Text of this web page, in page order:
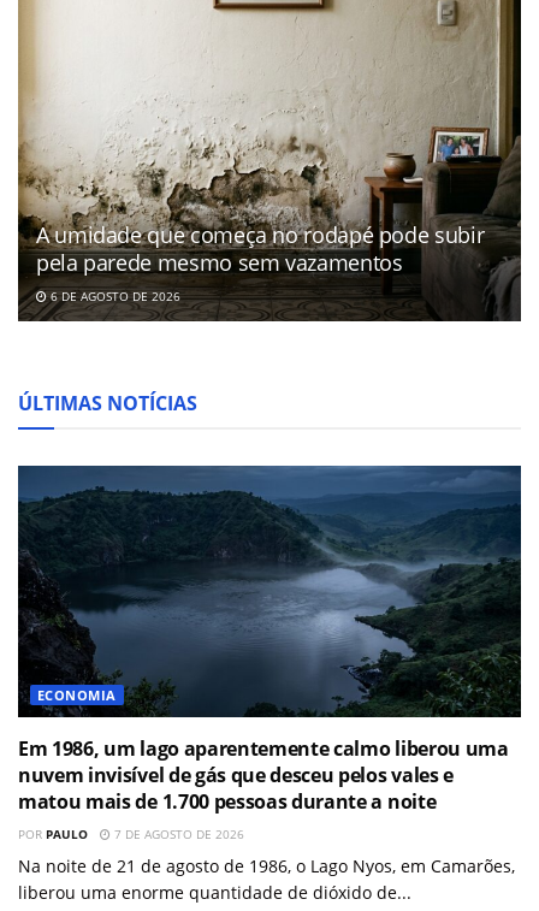
A umidade que começa no rodapé pode subir
pela parede mesmo sem vazamentos
6 DE AGOSTO DE 2026
ÚLTIMAS NOTÍCIAS
ECONOMIA
Em 1986, um lago aparentemente calmo liberou uma
nuvem invisível de gás que desceu pelos vales e
matou mais de 1.700 pessoas durante a noite
POR PAULO 7 DE AGOSTO DE 2026
Na noite de 21 de agosto de 1986, o Lago Nyos, em Camarões,
liberou uma enorme quantidade de dióxido de...